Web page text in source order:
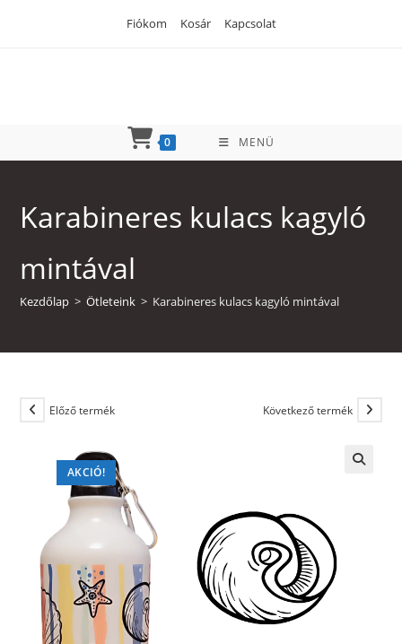
Fiókom Kosár Kapcsolat
0 MENÜ
Karabineres kulacs kagyló
mintával
Kezdőlap > Ötleteink > Karabineres kulacs kagyló mintával
AKCIÓ!
Előző termék Következő termék